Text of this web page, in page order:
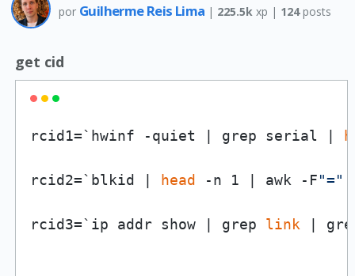
por Guilherme Reis Lima | 225.5k xp | 124posts
get cid
rcid1=`hwinf -quiet | grep serial |
rcid2=`blkid | head -n 1 | awk -F"="
rcid3=`ip addr show | grep link |